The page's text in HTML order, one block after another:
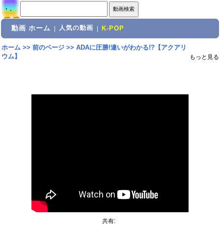
動画 ホーム 人気の動画 K-POP
ホーム>> 前のページ>> ADAに圧勝!違いがわかる!?【アクアリ
ウム】
もっと見る
共有: